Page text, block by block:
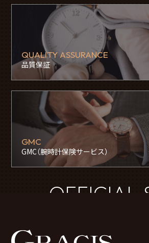
QUALITY ASSURANCE
品質保証
GMC
GMC（腕時計保険サービス）
OFFICIAL